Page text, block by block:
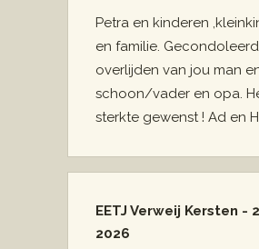
Petra en kinderen
en familie.
overlijden van jou man
schoon/vader en opa.
sterkte gewenst ! Ad en
EETJ Verweij Kersten -
2026